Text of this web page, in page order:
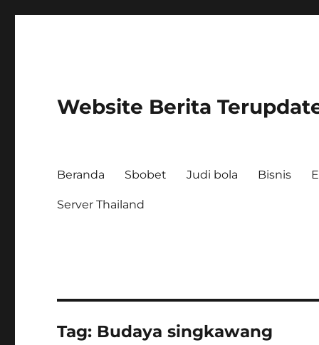
Website Berita
Beranda Sbobet Judi bola Bisnis
Server Thailand
Tag: Budaya singkawang